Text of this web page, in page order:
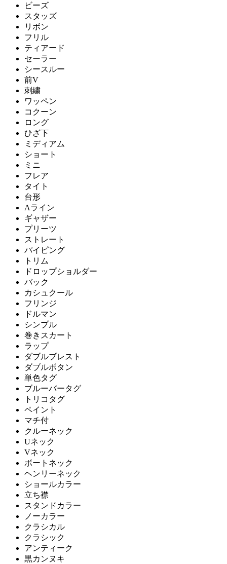
ビーズ
スタッズ
リボン
フリル
ティアード
セーラー
シースルー
前V
刺繍
ワッペン
コクーン
ロング
ひざ下
ミディアム
ショート
ミニ
フレア
タイト
台形
Aライン
ギャザー
プリーツ
ストレート
パイピング
トリム
ドロップショルダー
バック
カシュクール
フリンジ
ドルマン
シンプル
巻きスカート
ラップ
ダブルブレスト
ダブルボタン
単色タグ
ブルーバータグ
トリコタグ
ペイント
マチ付
クルーネック
Uネック
Vネック
ボートネック
ヘンリーネック
ショールカラー
立ち襟
スタンドカラー
ノーカラー
クラシカル
クラシック
アンティーク
黒カンヌキ